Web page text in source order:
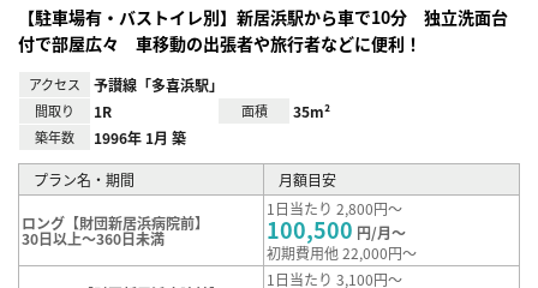
【駐車場有・バストイレ別】新居浜駅から車で10分 独立洗面台
付で部屋広々 車移動の出張者や旅行者などに便利！
アクセス 予讃線「多喜浜駅」
間取り 1R 面積 35m²
築年数 1996年 1月 築
プラン名・期間 月額目安
ロング【財団新居浜病院前】
30日以上～360日未満
1日当たり 2,800円～
100,500 円/月～
初期費用他 22,000円～
1日当たり 3,100円～